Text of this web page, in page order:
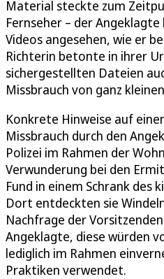
Material steckte zum
Fernseher – der
Videos angesehen, wie er
Richterin betonte in ihrer
sichergestellten Dateien
Missbrauch von ganz
Konkrete Hinweise auf
Missbrauch durch den
Polizei im Rahmen der
Verwunderung bei den
Fund in einem Schrank des
Dort entdeckten sie
Nachfrage der
Angeklagte, diese würden
lediglich im Rahmen
Praktiken verwendet.